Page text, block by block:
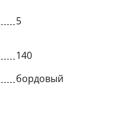
5
140
бордовый